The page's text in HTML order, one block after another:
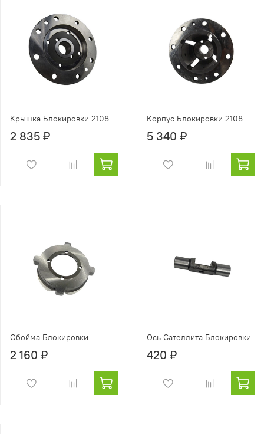
Крышка Блокировки 2108
2 835 ₽
Корпус Блокировки 2108
5 340 ₽
Обойма Блокировки
2 160 ₽
Ось Сателлита Блокировки
420 ₽